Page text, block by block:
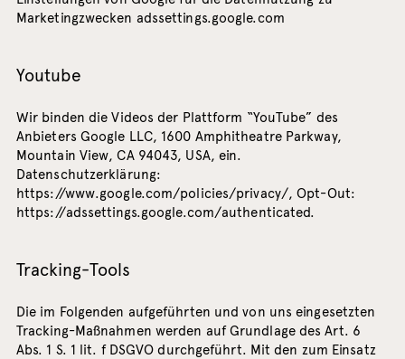
Marketingzwecken adssettings.google.com
Youtube
Wir binden die Videos der Plattform “YouTube” des
Anbieters Google LLC, 1600 Amphitheatre Parkway,
Mountain View, CA 94043, USA, ein.
Datenschutzerklärung:
https://www.google.com/policies/privacy/, Opt-Out:
https://adssettings.google.com/authenticated.
Tracking-Tools
Die im Folgenden aufgeführten und von uns eingesetzten
Tracking-Maßnahmen werden auf Grundlage des Art. 6
Abs. 1 S. 1 lit. f DSGVO durchgeführt. Mit den zum Einsatz